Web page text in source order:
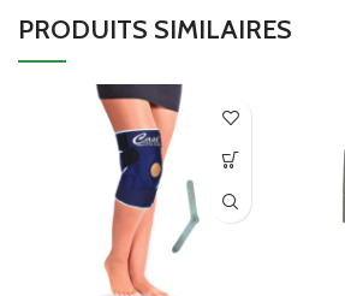
PRODUITS SIMILAIRES